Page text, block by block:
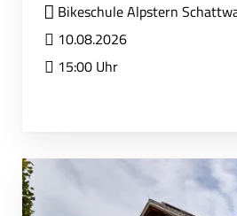
Bikeschule Alpstern
10.08.2026
15:00 Uhr